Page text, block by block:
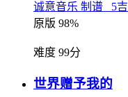
诚意音乐 制谱 5
原版 98%
难度 99分
世界赠予我的